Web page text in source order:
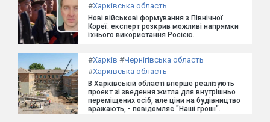
#Харківська область
Нові військові формування з Північної
Кореї: експерт розкрив можливі напрямки
їхнього використання Росією.
#Харків #Чернігівська область
#Харківська область
В Харківській області вперше реалізують
проект зі зведення житла для внутрішньо
переміщених осіб, але ціни на будівництво
вражають, - повідомляє "Наші гроші".